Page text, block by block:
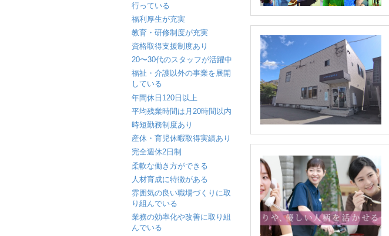
行っている
福利厚生が充実
教育・研修制度が充実
資格取得支援制度あり
20〜30代のスタッフが活躍中
福祉・介護以外の事業を展開
している
年間休日120日以上
平均残業時間は月20時間以内
時短勤務制度あり
産休・育児休暇取得実績あり
完全週休2日制
柔軟な働き方ができる
人材育成に特徴がある
雰囲気の良い職場づくりに取
り組んでいる
業務の効率化や改善に取り組
んでいる